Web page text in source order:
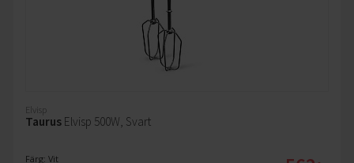
Elvisp
Taurus Elvisp 500W, Svart
Färg: Vit